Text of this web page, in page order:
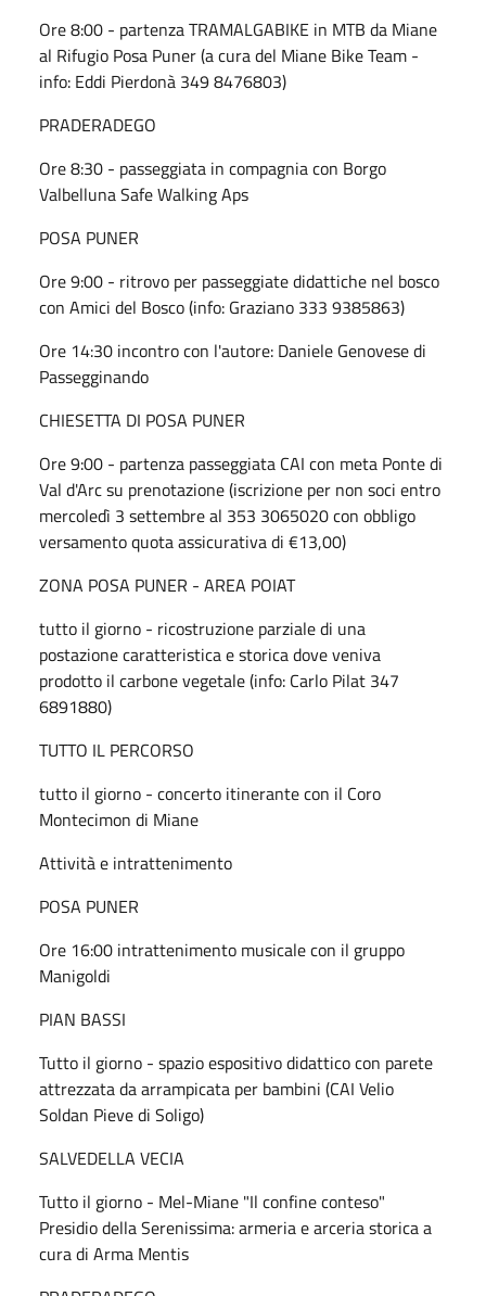
Ore 8:00 - partenza TRAMALGABIKE in MTB da Miane
al Rifugio Posa Puner (a cura del Miane Bike Team -
info: Eddi Pierdonà 349 8476803)
PRADERADEGO
Ore 8:30 - passeggiata in compagnia con Borgo
Valbelluna Safe Walking Aps
POSA PUNER
Ore 9:00 - ritrovo per passeggiate didattiche nel bosco
con Amici del Bosco (info: Graziano 333 9385863)
Ore 14:30 incontro con l'autore: Daniele Genovese di
Passegginando
CHIESETTA DI POSA PUNER
Ore 9:00 - partenza passeggiata CAI con meta Ponte di
Val d'Arc su prenotazione (iscrizione per non soci entro
mercoledì 3 settembre al 353 3065020 con obbligo
versamento quota assicurativa di €13,00)
ZONA POSA PUNER - AREA POIAT
tutto il giorno - ricostruzione parziale di una
postazione caratteristica e storica dove veniva
prodotto il carbone vegetale (info: Carlo Pilat 347
6891880)
TUTTO IL PERCORSO
tutto il giorno - concerto itinerante con il Coro
Montecimon di Miane
Attività e intrattenimento
POSA PUNER
Ore 16:00 intrattenimento musicale con il gruppo
Manigoldi
PIAN BASSI
Tutto il giorno - spazio espositivo didattico con parete
attrezzata da arrampicata per bambini (CAI Velio
Soldan Pieve di Soligo)
SALVEDELLA VECIA
Tutto il giorno - Mel-Miane "Il confine conteso"
Presidio della Serenissima: armeria e arceria storica a
cura di Arma Mentis